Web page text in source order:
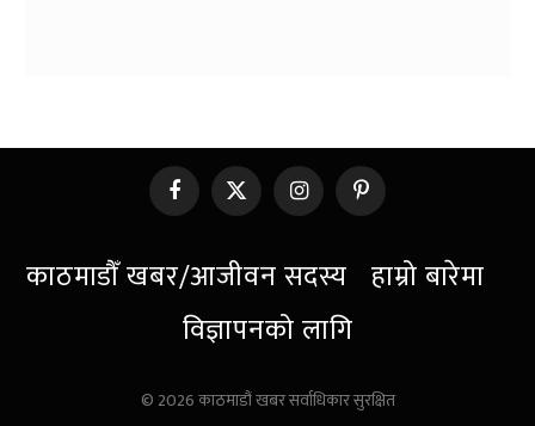
Facebook
X
(Twitter)
InstagramPinterest
काठमाडौँ खबर/आजीवन सदस्य हाम्रो बारेमा
विज्ञापनको लागि
© 2026 काठमाडौं खबर सर्वाधिकार सुरक्षित